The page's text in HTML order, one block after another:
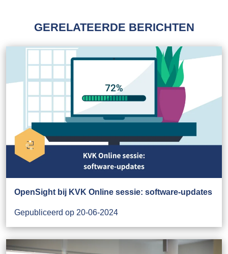
GERELATEERDE BERICHTEN
OpenSight bij KVK Online sessie: software-updates
Gepubliceerd op 20-06-2024